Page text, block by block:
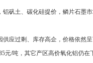
矾土、碳化硅提价，鳞片石墨市
应过剩、库存高企，价格依然
元/吨，其它产区高价氧化铝仍